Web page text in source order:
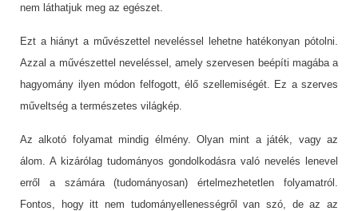
nem láthatjuk meg az egészet.
Ezt a hiányt a művészettel neveléssel lehetne hatékonyan pótolni.
Azzal a művészettel neveléssel, amely szervesen beépíti magába a
hagyomány ilyen módon felfogott, élő szellemiségét. Ez a szerves
műveltség a természetes világkép.
Az alkotó folyamat mindig élmény. Olyan mint a játék, vagy az
álom. A kizárólag tudományos gondolkodásra való nevelés lenevel
erről a számára (tudományosan) értelmezhetetlen folyamatról.
Fontos, hogy itt nem tudományellenességről van szó, de az az